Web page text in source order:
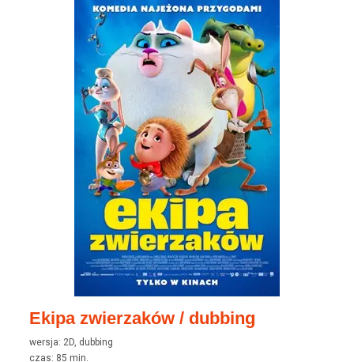
Ekipa zwierzaków / dubbing
wersja: 2D, dubbing
czas: 85 min.